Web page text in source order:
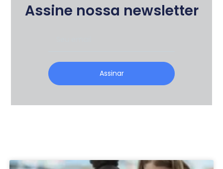
Assine nossa newsletter
Assinar